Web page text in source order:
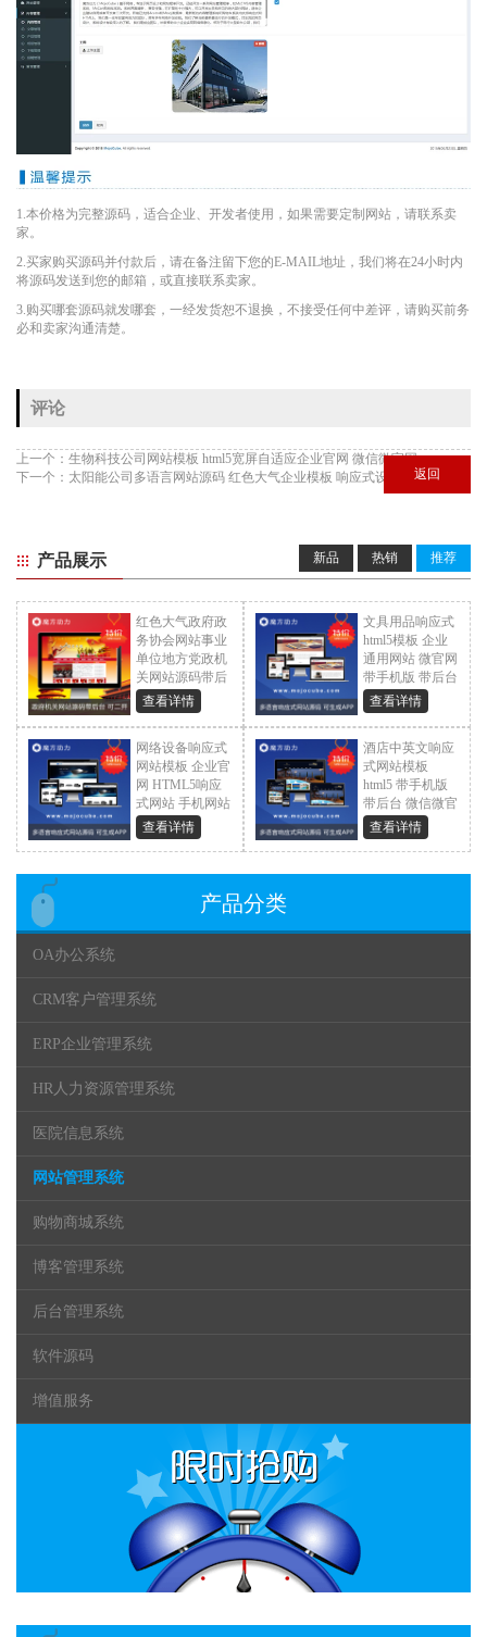
1.本价格为完整源码，适合企业、开发者使用，如果需要定制网站，请联系卖
家。
2.买家购买源码并付款后，请在备注留下您的E-MAIL地址，我们将在24小时内
将源码发送到您的邮箱，或直接联系卖家。
3.购买哪套源码就发哪套，一经发货恕不退换，不接受任何中差评，请购买前务
必和卖家沟通清楚。
评论
上一个： 生物科技公司网站模板 html5宽屏自适应企业官网 微信微官网
下一个： 太阳能公司多语言网站源码 红色大气企业模板 响应式设计 带后台
返回
产品展示 推荐
热销
新品
红色大气政府政
务协会网站事业
单位地方党政机
关网站源码带后
台
¥ 299.0
查看详情
文具用品响应式
html5模板 企业
通用网站 微官网
带手机版 带后台
¥ 299.0
查看详情
网络设备响应式
网站模板 企业官
网 HTML5响应
式网站 手机网站
源码
¥ 299.0
查看详情
酒店中英文响应
式网站模板
html5 带手机版
带后台 微信微官
网 APP
¥ 299.0
查看详情
产品分类
OA办公系统
CRM客户管理系统
ERP企业管理系统
HR人力资源管理系统
医院信息系统
网站管理系统
购物商城系统
博客管理系统
后台管理系统
软件源码
增值服务